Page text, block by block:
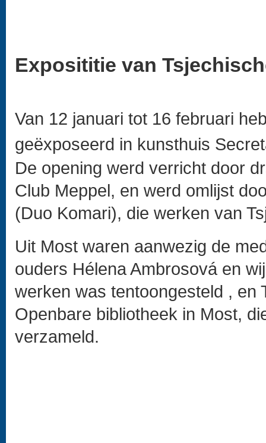
Exposititie van
Van 12 januari tot 16 februari
geëxposeerd in kunsthuis
De opening werd verricht door
Club Meppel, en werd omlijst
(Duo Komari), die werken van
Uit Most waren aanwezig de
ouders Hélena Ambrosová en
werken was tentoongesteld , en
Openbare bibliotheek in Most,
verzameld.